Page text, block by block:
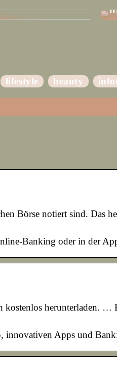
lifestyle beauty
Börse notiert sind. Das
Banking oder in der
herunterladen. …
innovativen Apps und